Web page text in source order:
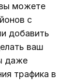
можете
с
добавить
ваш
даже
трафика в